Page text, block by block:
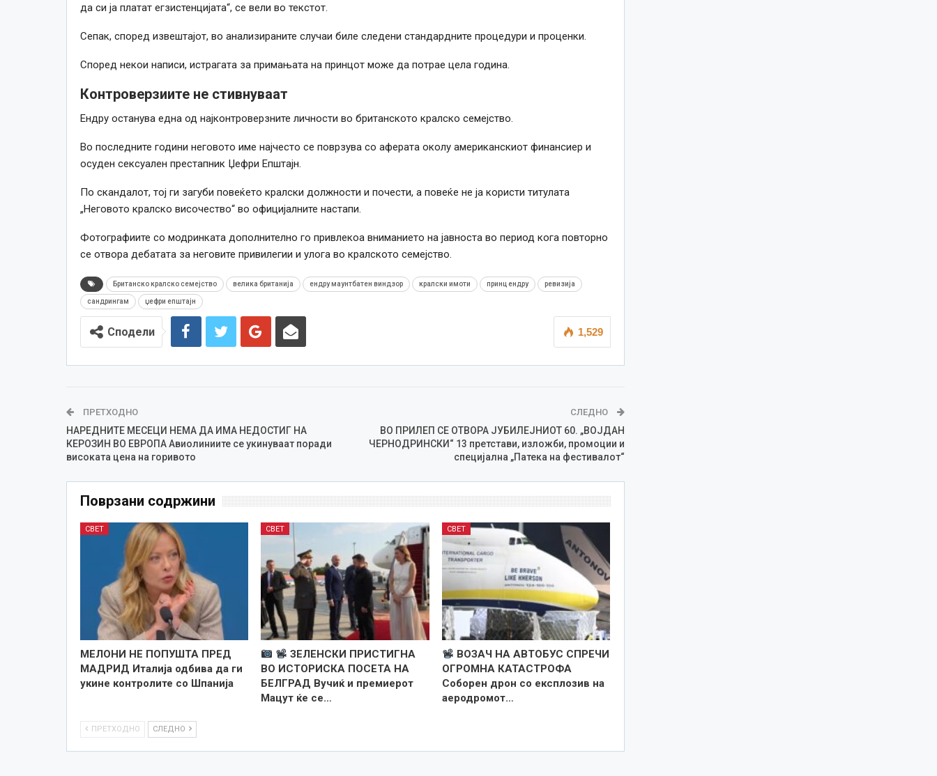
да си ја платат егзистенцијата“, се вели во текстот.
Сепак, според извештајот, во анализираните случаи биле следени стандардните процедури и проценки.
Според некои написи, истрагата за примањата на принцот може да потрае цела година.
Контроверзиите не стивнуваат
Ендру останува една од најконтроверзните личности во британското кралско семејство.
Во последните години неговото име најчесто се поврзува со аферата околу американскиот финансиер и
осуден сексуален престапник Џефри Епштајн.
По скандалот, тој ги загуби повеќето кралски должности и почести, а повеќе не ја користи титулата
„Неговото кралско височество“ во официјалните настапи.
Фотографиите со модринката дополнително го привлекоа вниманието на јавноста во период кога повторно
се отвора дебатата за неговите привилегии и улога во кралското семејство.
Британско кралско семејство велика британија ендру маунтбатен виндзор кралски имоти принц ендру ревизија
сандрингам џефри епштајн
1,529
Сподели
ПРЕТХОДНО
НАРЕДНИТЕ МЕСЕЦИ НЕМА ДА ИМА НЕДОСТИГ НА
КЕРОЗИН ВО ЕВРОПА Авиолиниите се укинуваат поради
високата цена на горивото
СЛЕДНО
ВО ПРИЛЕП СЕ ОТВОРА ЈУБИЛЕЈНИОТ 60. „ВОЈДАН
ЧЕРНОДРИНСКИ“ 13 претстави, изложби, промоции и
специјална „Патека на фестивалот“
Поврзани содржини
СВЕТ
МЕЛОНИ НЕ ПОПУШТА ПРЕД
МАДРИД Италија одбива да ги
укине контролите со Шпанија
СВЕТ
ЗЕЛЕНСКИ ПРИСТИГНА
ВО ИСТОРИСКА ПОСЕТА НА
БЕЛГРАД Вучиќ и премиерот
Мацут ќе се…
СВЕТ
ВОЗАЧ НА АВТОБУС СПРЕЧИ
ОГРОМНА КАТАСТРОФА
Соборен дрон со експлозив на
аеродромот…
ПРЕТХОДНО СЛЕДНО